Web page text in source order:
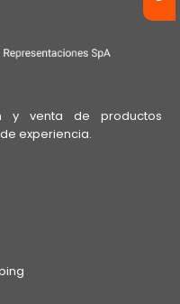
y venta de productos
experiencia.